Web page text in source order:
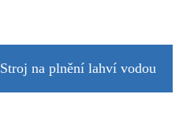
Stroj na plnění lahví vodou